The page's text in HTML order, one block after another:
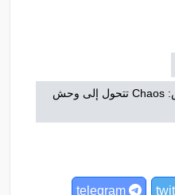
من تعدين العملات إلى التجسس: Chaos تتحول إلى وحش